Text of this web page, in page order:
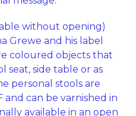
without opening)
Grewe and his label
coloured objects that
seat, side table or as
personal stools are
can be varnished in
available in an open